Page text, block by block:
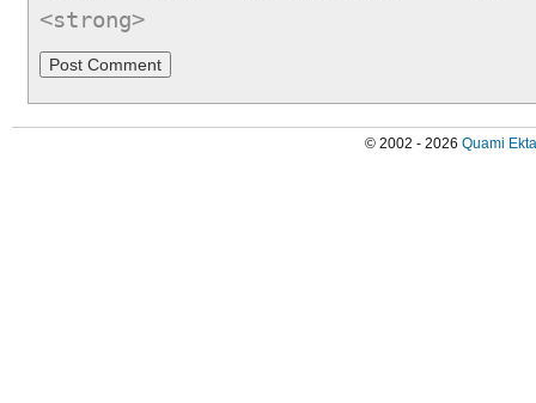
<strong>
© 2002 - 2026 Quami